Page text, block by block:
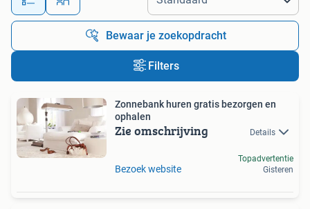
Bewaar je zoekopdracht
Filters
Zonnebank huren gratis bezorgen en
ophalen
Zie omschrijving Details
Bezoek website
Topadvertentie
Gisteren